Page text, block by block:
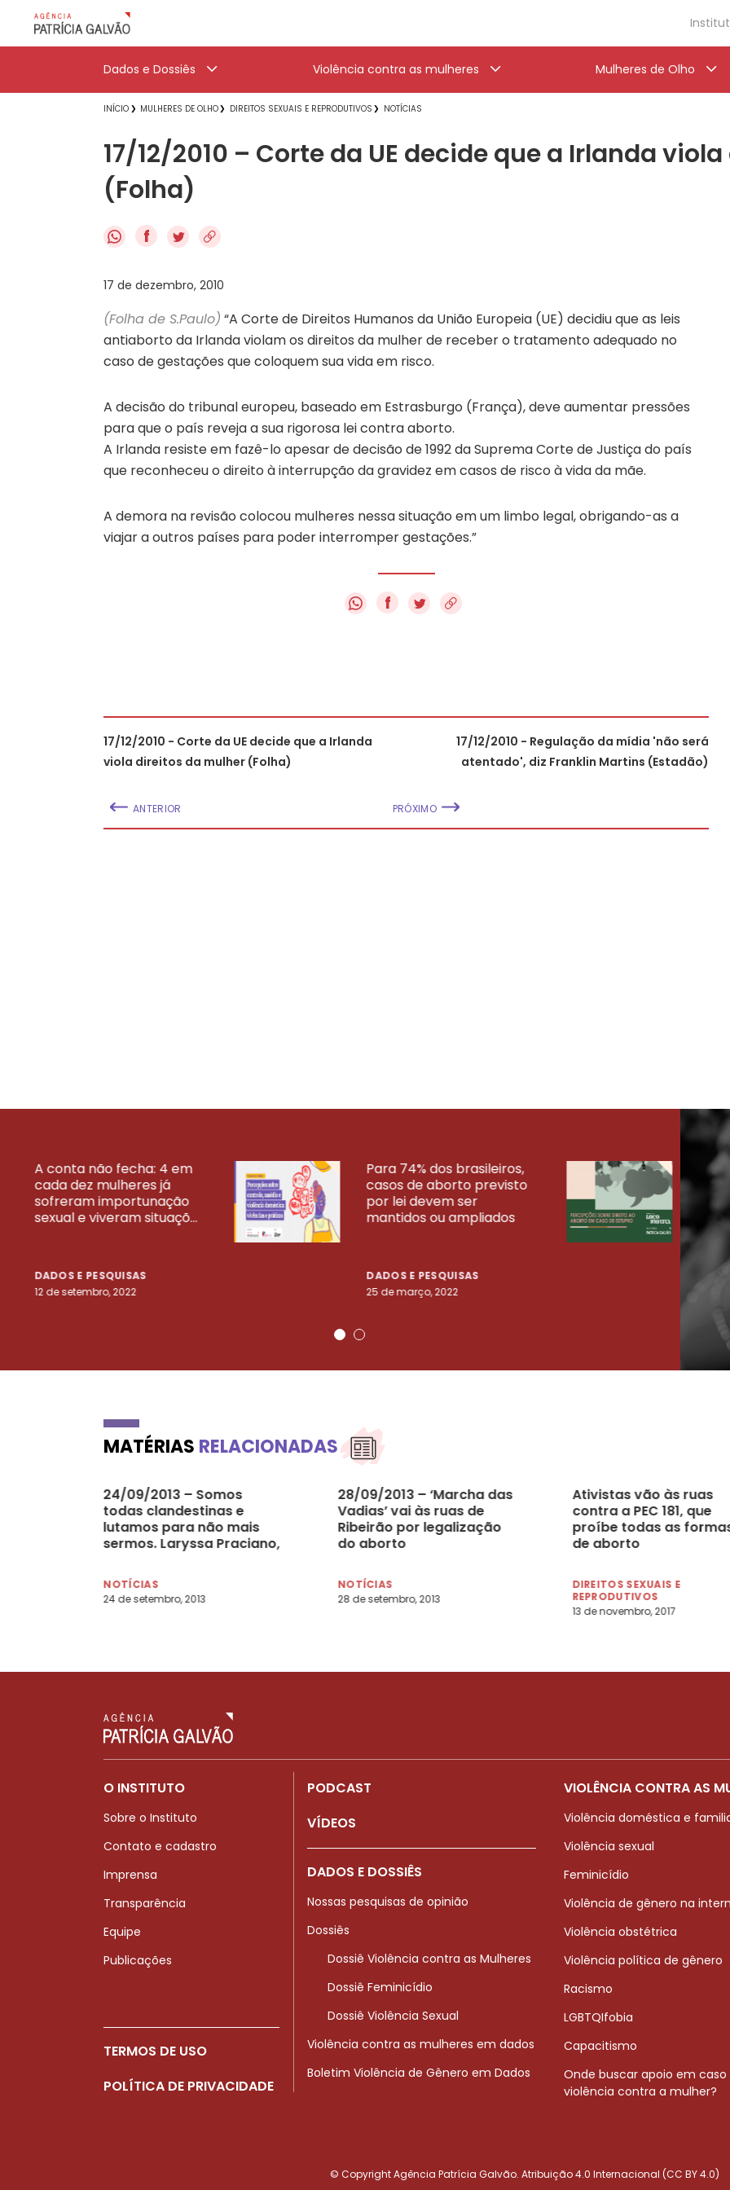
Dados e Dossiês Violência contra as mulheres Mulheres de Olho
INÍCIO MULHERES DE OLHO DIREITOS SEXUAIS E REPRODUTIVOS NOTÍCIAS
17/12/2010 – Corte da UE decide que a Irlanda
(Folha)
f
17 de dezembro, 2010
(Folha de S.Paulo) “A Corte de Direitos Humanos da União Europeia (UE) decidiu que as leis
antiaborto da Irlanda violam os direitos da mulher de receber o tratamento adequado no
caso de gestações que coloquem sua vida em risco.
A decisão do tribunal europeu, baseado em Estrasburgo (França), deve aumentar pressões
para que o país reveja a sua rigorosa lei contra aborto.
A Irlanda resiste em fazê-lo apesar de decisão de 1992 da Suprema Corte de Justiça do país
que reconheceu o direito à interrupção da gravidez em casos de risco à vida da mãe.
A demora na revisão colocou mulheres nessa situação em um limbo legal, obrigando-as a
viajar a outros países para poder interromper gestações.”
f
17/12/2010 - Corte da UE decide que a Irlanda
viola direitos da mulher (Folha)
ANTERIOR
17/12/2010 - Regulação da mídia 'não será
atentado', diz Franklin Martins (Estadão)
PRÓXIMO
A conta não fecha: 4 em
cada dez mulheres já
sofreram importunação
sexual e viveram situaçõ...
DADOS E PESQUISAS
12 de setembro, 2022
Para 74% dos brasileiros,
casos de aborto previsto
por lei devem ser
mantidos ou ampliados
DADOS E PESQUISAS
25 de março, 2022
23
VEJA MAIS PESQUISAS
MATÉRIAS RELACIONADAS
24/09/2013 – Somos
todas clandestinas e
lutamos para não mais
sermos. Laryssa Praciano,
Thaís Lapa escrevem
sobre a legalização do
aborto no Brasil
NOTÍCIAS
24 de setembro, 2013
28/09/2013 – ‘Marcha das
Vadias’ vai às ruas de
Ribeirão por legalização
do aborto
NOTÍCIAS
28 de setembro, 2013
Ativistas vão às ruas
contra a PEC 181, que
proíbe todas as
de aborto
DIREITOS SEXUAIS E
REPRODUTIVOS
13 de novembro, 2017
O INSTITUTO
Sobre o Instituto
Contato e cadastro
Imprensa
Transparência
Equipe
Publicações
TERMOS DE USO
POLÍTICA DE PRIVACIDADE
PODCAST
VÍDEOS
DADOS E DOSSIÊS
Nossas pesquisas de opinião
Dossiês
Dossiê Violência contra as Mulheres
Dossiê Feminicídio
Dossiê Violência Sexual
Violência contra as mulheres em dados
Boletim Violência de Gênero em Dados
VIOLÊNCIA CONTRA AS
Violência doméstica e
Violência sexual
Feminicídio
Violência de gênero na
Violência obstétrica
Violência política de gênero
Racismo
LGBTQIfobia
Capacitismo
Onde buscar apoio em caso
violência contra a mulher?
© Copyright Agência Patrícia Galvão. Atribuição 4.0 Internacional (CC BY 4.0)